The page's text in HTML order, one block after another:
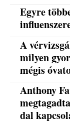
Egyre
A
milyen
mégis
Anthony
dal